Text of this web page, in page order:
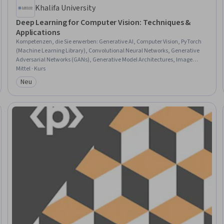
Khalifa University
Deep Learning for Computer Vision: Techniques &
Applications
Kompetenzen, die Sie erwerben: Generative AI, Computer Vision, PyTorch
(Machine Learning Library), Convolutional Neural Networks, Generative
Adversarial Networks (GANs), Generative Model Architectures, Image
Analysis, Fine-tuning, Artificial Neural Networks, Model Training, Applied
Machine Learning, Model Evaluation, Deep Learning, Transfer Learning,
Machine Learning, Artificial Intelligence and Machine Learning (AI/ML),
Model Optimization, Artificial Intelligence
Mittel · Kurs
Kategorie: Neu
Neu